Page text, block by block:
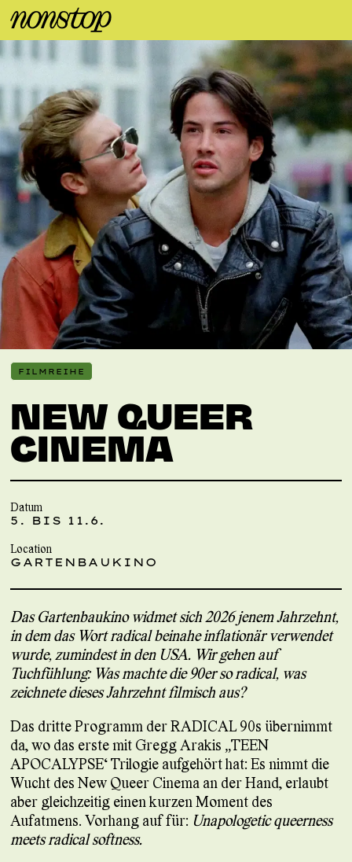
FILMREIHE
NEW QUEER
CINEMA
Datum
5. BIS 11.6.
Location
GARTENBAUKINO
Das Gartenbaukino widmet sich 2026 jenem Jahrzehnt,
in dem das Wort radical beinahe inflationär verwendet
wurde, zumindest in den USA. Wir gehen auf
Tuchfühlung: Was machte die 90er so radical, was
zeichnete dieses Jahrzehnt filmisch aus?
Das dritte Programm der RADICAL 90s übernimmt
da, wo das erste mit Gregg Arakis „TEEN
APOCALYPSE“ Trilogie aufgehört hat: Es nimmt die
Wucht des New Queer Cinema an der Hand, erlaubt
aber gleichzeitig einen kurzen Moment des
Aufatmens. Vorhang auf für: Unapologetic queerness
meets radical softness.